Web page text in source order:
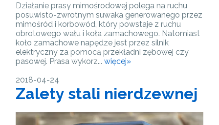
Działanie prasy mimośrodowej polega na ruchu
posuwisto-zwrotnym suwaka generowanego przez
mimośród i korbowód, który powstaje z ruchu
obrotowego wału i koła zamachowego. Natomiast
koło zamachowe napędze jest przez silnik
elektryczny za pomocą przekładni zębowej czy
pasowej. Prasa wykorz... więcej»
2018-04-24
Zalety stali nierdzewnej